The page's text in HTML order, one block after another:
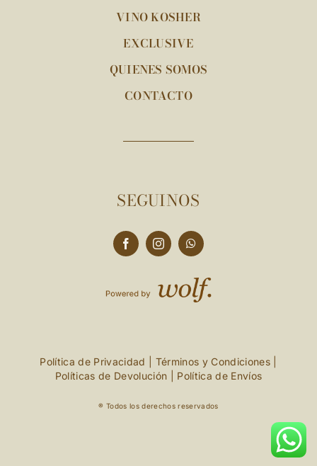
VINO KOSHER
EXCLUSIVE
QUIENES SOMOS
CONTACTO
SEGUINOS
Política de Privacidad Términos y Condiciones|
Políticas de Devolución
Política de Envíos
® Todos los derechos reservados